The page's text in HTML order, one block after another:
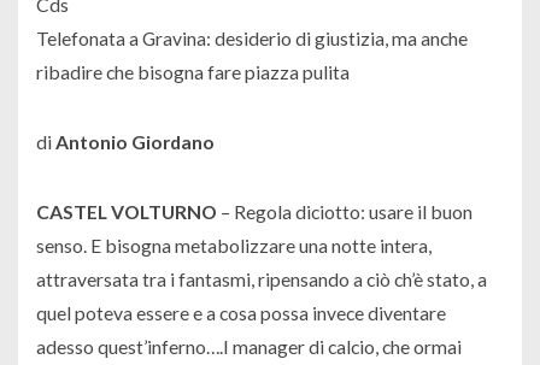
Telefonata a Gravina: desiderio di giustizia, ma anche
ribadire che bisogna fare piazza pulita
di Antonio Giordano
CASTEL VOLTURNO – Regola diciotto: usare il buon
senso. E bisogna metabolizzare una notte intera,
attraversata tra i fantasmi, ripensando a ciò ch’è stato, a
quel poteva essere e a cosa possa invece diventare
adesso quest’inferno….I manager di calcio, che ormai